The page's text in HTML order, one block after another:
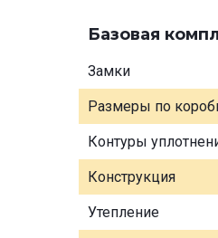
Базовая
Замки
Размеры по
Контуры
Конструкция
Утепление